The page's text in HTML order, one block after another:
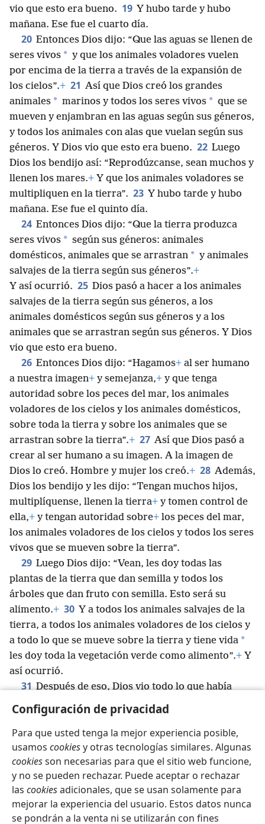
Configuración de privacidad
Para que usted tenga la mejor experiencia posible,
usamos cookiesy otras tecnologías similares. Algunas
cookiesson necesarias para que el sitio web funcione,
y no se pueden rechazar. Puede aceptar o rechazar
las cookiesadicionales, que se usan solamente para
mejorar la experiencia del usuario. Estos datos nunca
se pondrán a la venta ni se utilizarán con fines
vio que esto era bueno. 19 Y hubo tarde y hubo
mañana. Ese fue el cuarto día.
20 Entonces Dios dijo: “Que las aguas se llenen de
seres vivos * y que los animales voladores vuelen
por encima de la tierra a través de la expansión de
los cielos”.+ 21 Así que Dios creó los grandes
animales * marinos y todos los seres vivos * que se
mueven y enjambran en las aguas según sus géneros,
y todos los animales con alas que vuelan según sus
géneros. Y Dios vio que esto era bueno. 22 Luego
Dios los bendijo así: “Reprodúzcanse, sean muchos y
llenen los mares.+ Y que los animales voladores se
multipliquen en la tierra”. 23 Y hubo tarde y hubo
mañana. Ese fue el quinto día.
24 Entonces Dios dijo: “Que la tierra produzca
seres vivos * según sus géneros: animales
domésticos, animales que se arrastran * y animales
salvajes de la tierra según sus géneros”.+
Y así ocurrió. 25 Dios pasó a hacer a los animales
salvajes de la tierra según sus géneros, a los
animales domésticos según sus géneros y a los
animales que se arrastran según sus géneros. Y Dios
vio que esto era bueno.
26 Entonces Dios dijo: “Hagamos+ al ser humano
a nuestra imagen+ y semejanza,+ y que tenga
autoridad sobre los peces del mar, los animales
voladores de los cielos y los animales domésticos,
sobre toda la tierra y sobre los animales que se
arrastran sobre la tierra”.+ 27 Así que Dios pasó a
crear al ser humano a su imagen. A la imagen de
Dios lo creó. Hombre y mujer los creó.+ 28 Además,
Dios los bendijo y les dijo: “Tengan muchos hijos,
multiplíquense, llenen la tierra+ y tomen control de
ella,+ y tengan autoridad sobre+ los peces del mar,
los animales voladores de los cielos y todos los seres
vivos que se mueven sobre la tierra”.
29 Luego Dios dijo: “Vean, les doy todas las
plantas de la tierra que dan semilla y todos los
árboles que dan fruto con semilla. Esto será su
alimento.+ 30 Y a todos los animales salvajes de la
tierra, a todos los animales voladores de los cielos y
a todo lo que se mueve sobre la tierra y tiene vida *
les doy toda la vegetación verde como alimento”.+ Y
así ocurrió.
31 Después de eso, Dios vio todo lo que había
hecho y, ¡miren!,
todo era muy bueno.
tarde y hubo mañana. Ese fue el sexto día.
Español Compartir Configuración
Copyright © 2026 Watch Tower Bible and Tract Society of Pennsylvania
Condiciones de uso
Política de privacidad
Configuración de privacidad
JW.ORG Iniciar sesión